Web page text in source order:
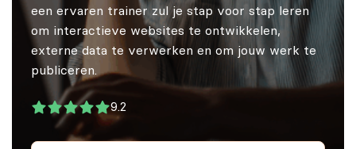
een ervaren trainer zul je stap voor stap leren
om interactieve websites te ontwikkelen,
externe data te verwerken en om jouw werk te
publiceren.
9.2